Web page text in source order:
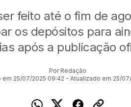
feito até o fim de
os depósitos para
após a publicação
Por Redação
em 25/07/2025 09:42 - Atualizado em 25/